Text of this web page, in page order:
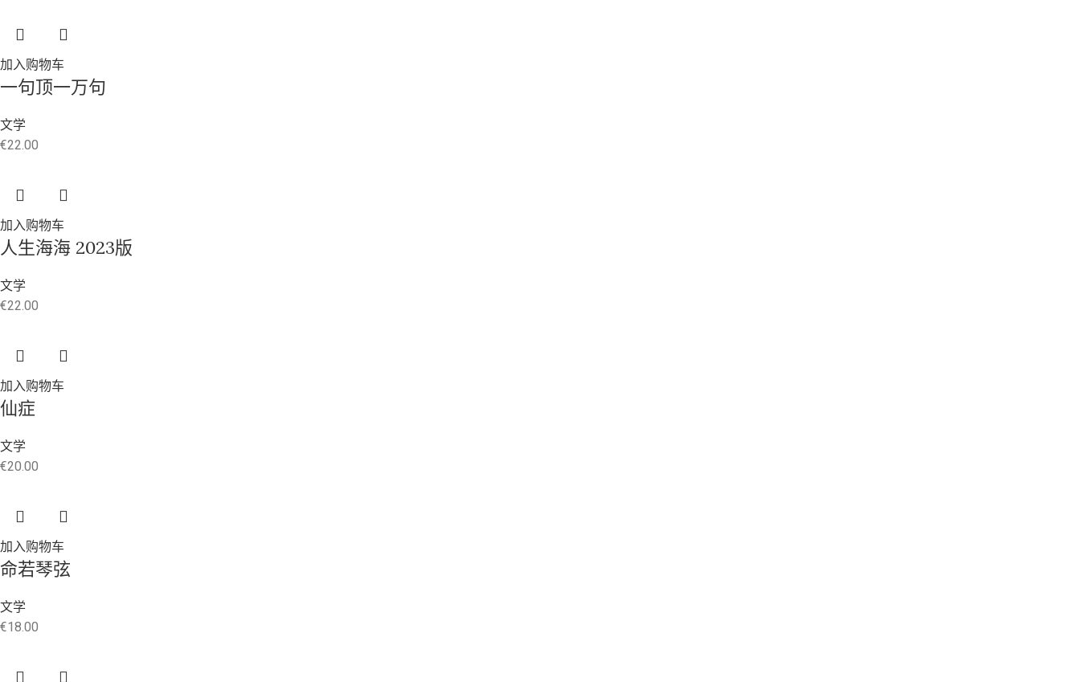
加入购物车
一句顶一万句
文学
€22.00
加入购物车
人生海海 2023版
文学
€22.00
加入购物车
仙症
文学
€20.00
加入购物车
命若琴弦
文学
€18.00